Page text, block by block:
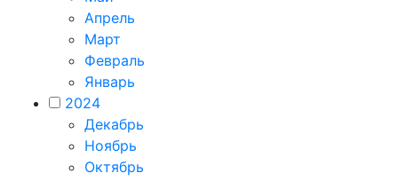
Апрель
Март
Февраль
Январь
2024
Декабрь
Ноябрь
Октябрь